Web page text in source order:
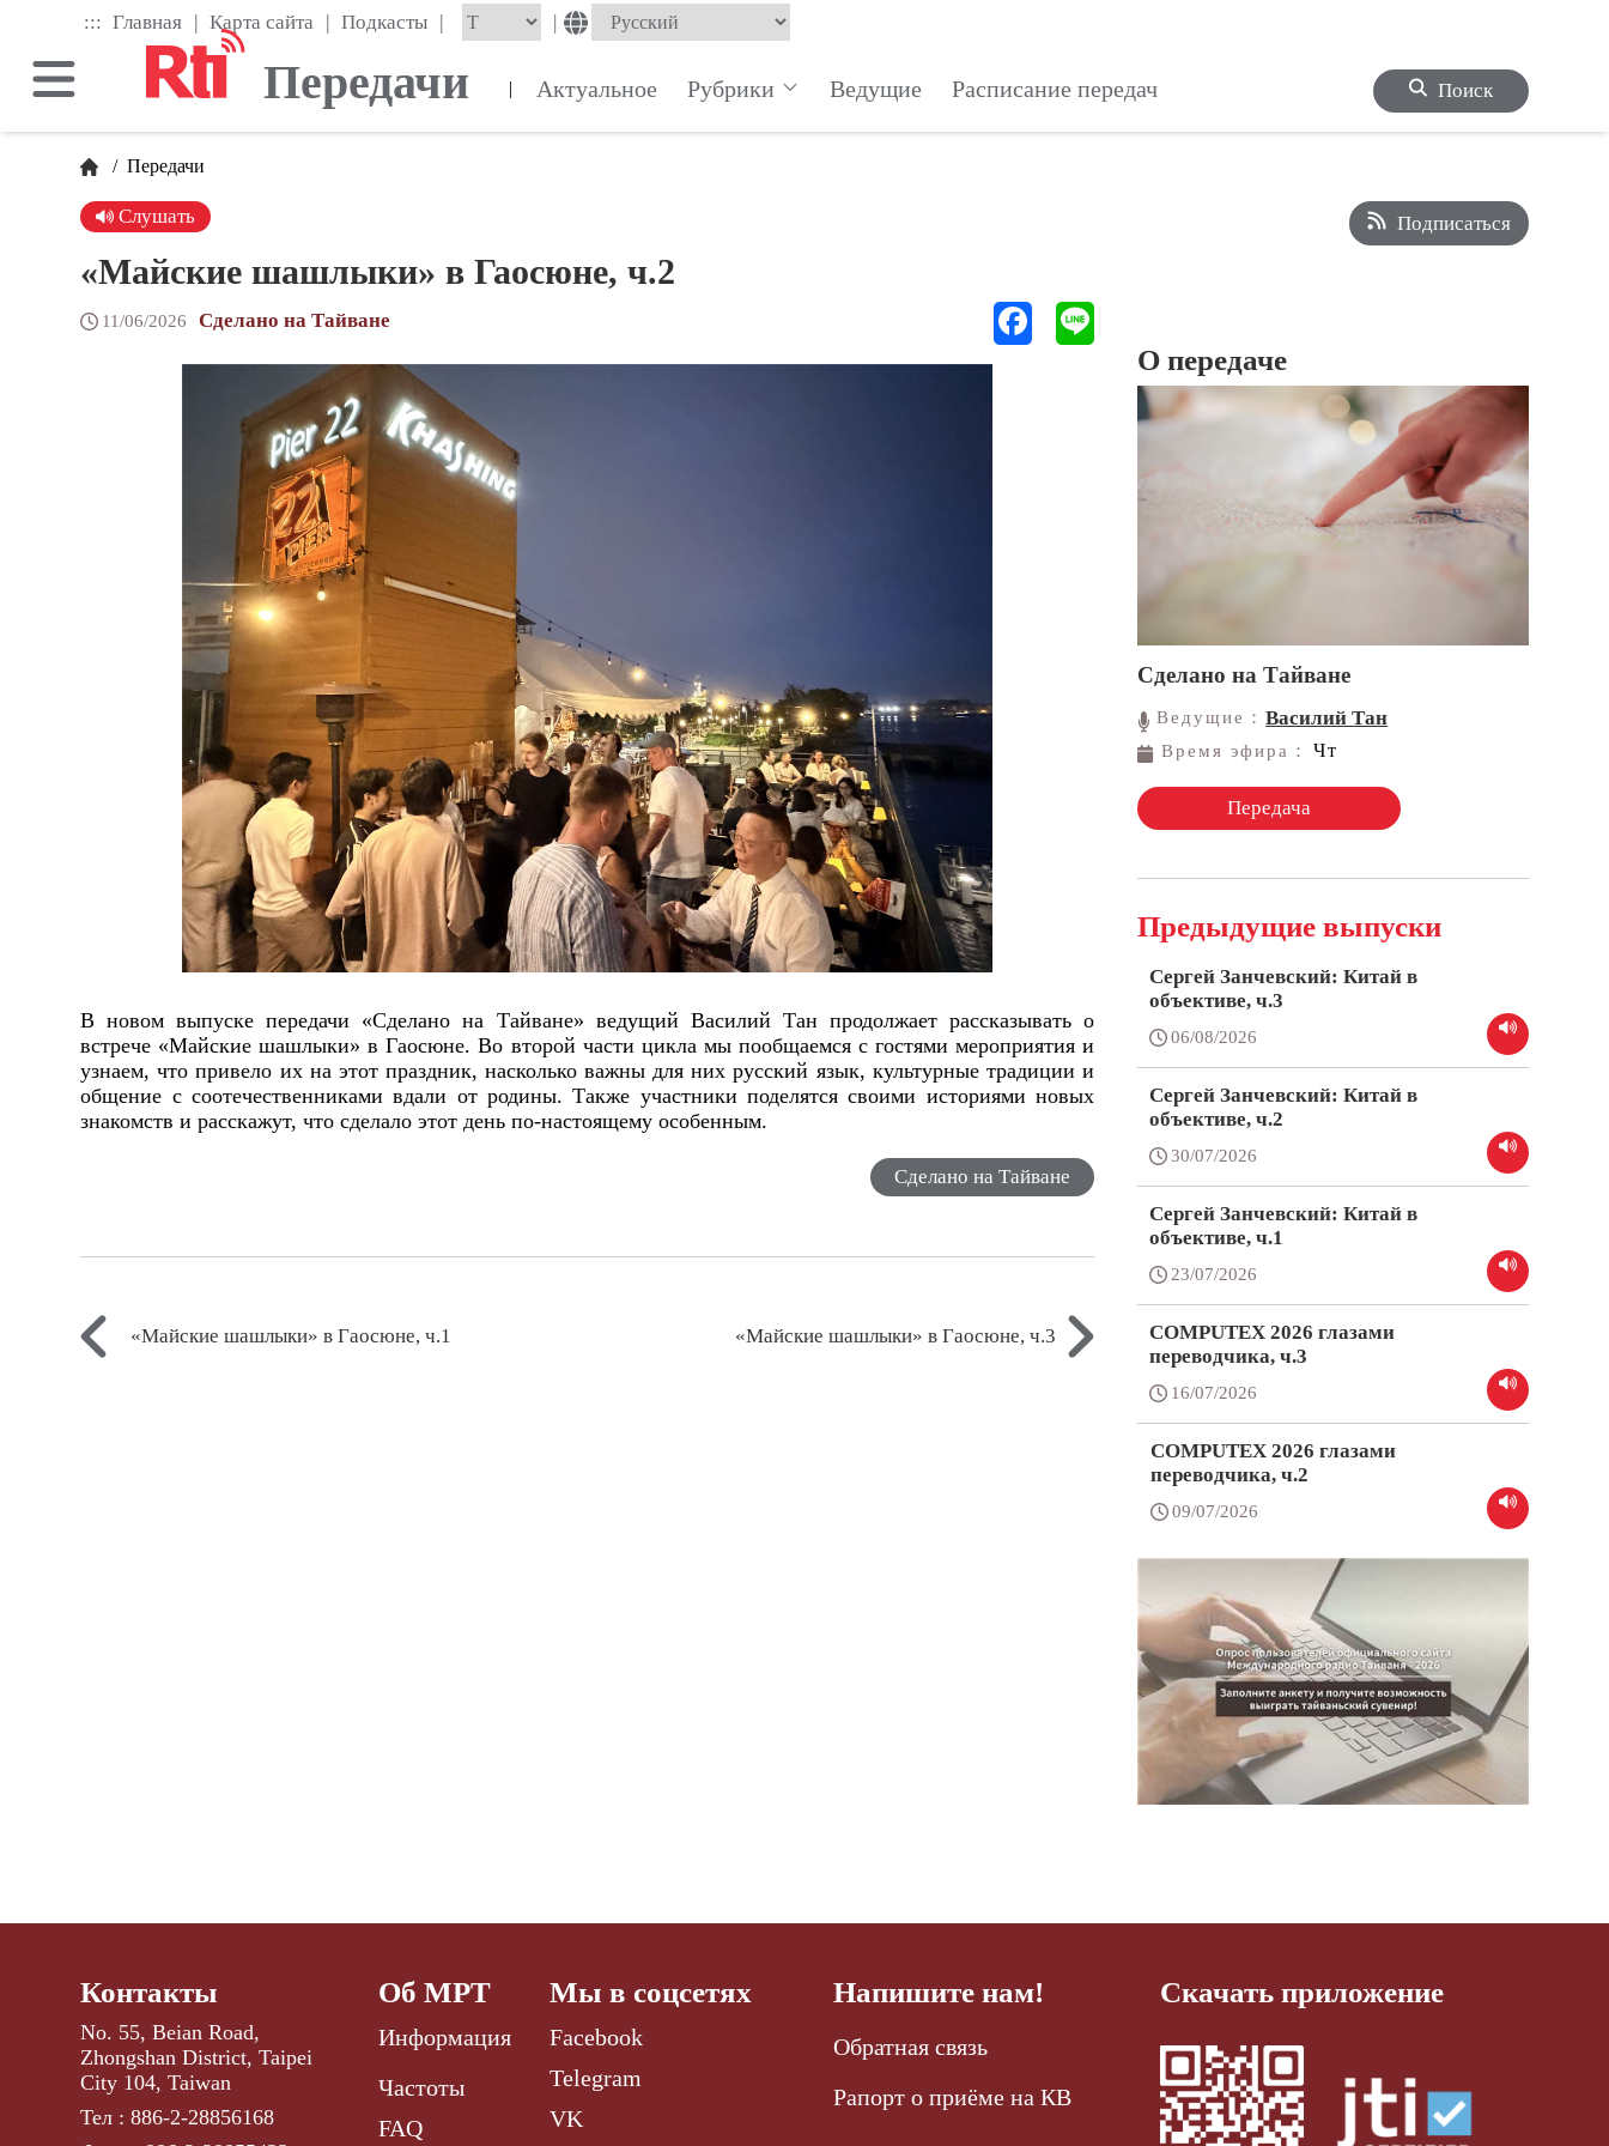
main
content
::: Главная | Карта сайта | Подкасты | |
Передачи | Актуальное Рубрики Ведущие Расписание передач Поиск
/ Передачи
Слушать
«Майские шашлыки» в Гаосюне, ч.2
11/06/2026 Сделано на Тайване
В новом выпуске передачи «Сделано на Тайване» ведущий Василий Тан продолжает рассказывать о
встрече «Майские шашлыки» в Гаосюне. Во второй части цикла мы пообщаемся с гостями мероприятия и
узнаем, что привело их на этот праздник, насколько важны для них русский язык, культурные традиции и
общение с соотечественниками вдали от родины. Также участники поделятся своими историями новых
знакомств и расскажут, что сделало этот день по-настоящему особенным.
Сделано на Тайване
«Майские шашлыки» в Гаосюне, ч.1 «Майские шашлыки» в Гаосюне, ч.3
Подписаться
О передаче
Сделано на Тайване
Ведущие：Василий Тан
Время эфира： Чт
Передача
Предыдущие выпуски
Сергей Занчевский: Китай в
объективе, ч.3
06/08/2026
Сергей Занчевский: Китай в
объективе, ч.2
30/07/2026
Сергей Занчевский: Китай в
объективе, ч.1
23/07/2026
COMPUTEX 2026 глазами
переводчика, ч.3
16/07/2026
COMPUTEX 2026 глазами
переводчика, ч.2
09/07/2026
Контакты
No. 55, Beian Road,
Zhongshan District, Taipei
City 104, Taiwan
Тел : 886-2-28856168
Об МРТ
Информация
Частоты
FAQ
Мы в соцсетях
Facebook
Telegram
VK
Напишите нам!
Обратная связь
Рапорт о приёме на КВ
Скачать приложение